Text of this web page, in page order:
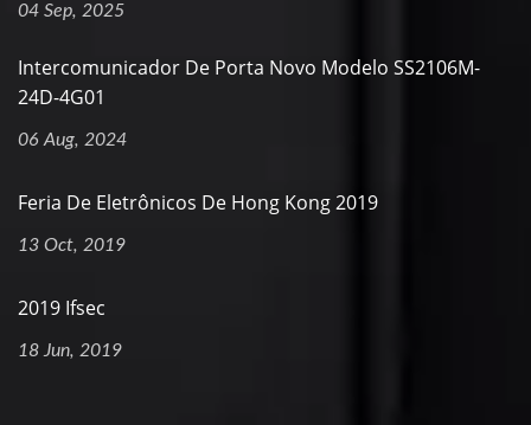
04 Sep, 2025
Intercomunicador De Porta Novo Modelo SS2106M-
24D-4G01
06 Aug, 2024
Feria De Eletrônicos De Hong Kong 2019
13 Oct, 2019
2019 Ifsec
18 Jun, 2019